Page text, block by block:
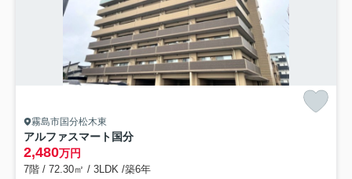
霧島市国分松木東
アルファスマート国分
2,480万円
7階 / 72.30㎡ / 3LDK /築6年